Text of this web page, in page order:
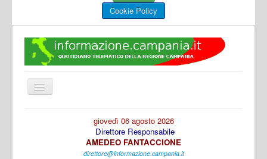
Cookie Policy
Cambia
navigazione
giovedì 06 agosto 2026
Direttore Responsabile
AMEDEO FANTACCIONE
direttore@informazione.campania.it